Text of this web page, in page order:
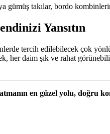
gümüş takılar, bordo
Yansıtın
tercih edilebilecek çok
her daim şık ve rahat
en güzel yolu, doğru